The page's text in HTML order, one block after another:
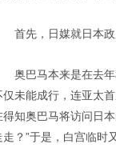
首先，日媒就日本
奥巴马本来是在去
仅未能成行，连亚太
得知奥巴马将访问日
走？”于是，白宫临时